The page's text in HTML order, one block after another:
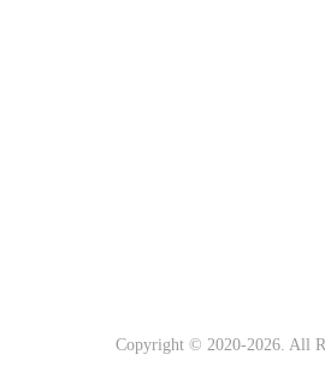
Copyright © 2020-2026. All